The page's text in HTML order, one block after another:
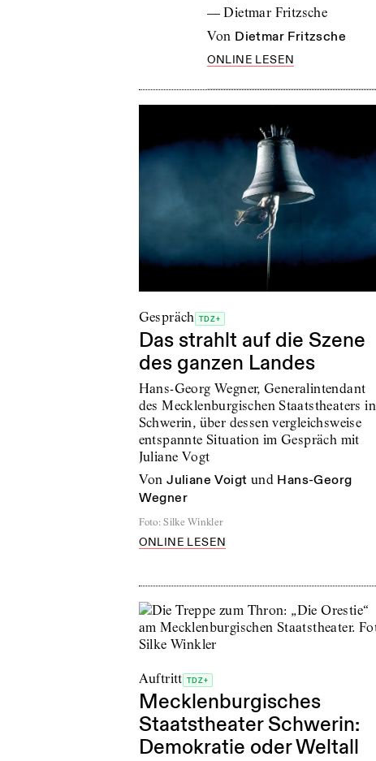
—Dietmar Fritzsche
von Dietmar Fritzsche
ONLINE LESEN
Gespräch TDZ+
Das strahlt auf die Szene
des ganzen Landes
Hans-Georg Wegner, Generalintendant
des Mecklenburgischen Staatstheaters in
Schwerin, über dessen vergleichsweise
entspannte Situation im Gespräch mit
Juliane Vogt
von Juliane Voigt und Hans-Georg
Wegner
Foto: Silke Winkler
ONLINE LESEN
Auftritt TDZ+
Mecklenburgisches
Staatstheater Schwerin:
Demokratie oder Weltall